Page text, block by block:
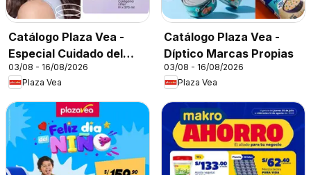
Catálogo Plaza Vea -
Especial Cuidado del
Cabello
03/08 - 16/08/2026
Plaza Vea
Catálogo Plaza Vea -
Díptico Marcas Propias
03/08 - 16/08/2026
Plaza Vea